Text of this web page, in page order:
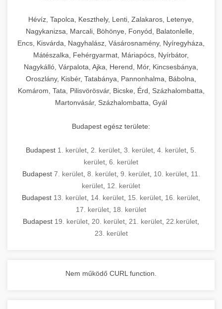
Hévíz, Tapolca, Keszthely, Lenti, Zalakaros, Letenye,
Nagykanizsa, Marcali, Böhönye, Fonyód, Balatonlelle,
Encs, Kisvárda, Nagyhalász, Vásárosnamény, Nyíregyháza,
Mátészalka, Fehérgyarmat, Máriapócs, Nyírbátor,
Nagykálló, Várpalota, Ajka, Herend, Mór, Kincsesbánya,
Oroszlány, Kisbér, Tatabánya, Pannonhalma, Bábolna,
Komárom, Tata, Pilisvörösvár, Bicske, Érd, Százhalombatta,
Martonvásár, Százhalombatta, Gyál
Budapest egész területe:
Budapest 1. kerület 2. kerület 3. kerület 4. kerület 5.
kerület 6. kerület
Budapest 7. kerület, 8. kerület, 9. kerület, 10. kerület, 11.
kerület 12. kerület
Budapest 13. kerület 14. kerület 15. kerület 16. kerület
17. kerület 18. kerület
Budapest 19. kerület 20. kerület 21. kerület 22.kerület
23. kerület
Nem működő CURL function.